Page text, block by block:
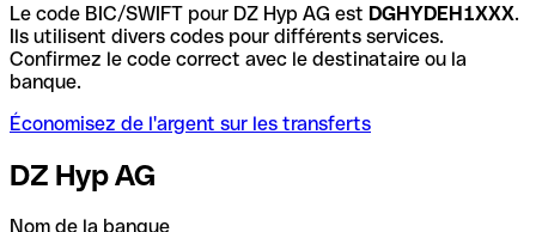
Le code BIC/SWIFT pour DZ Hyp AG est DGHYDEH1XXX.
Ils utilisent divers codes pour différents services.
Confirmez le code correct avec le destinataire ou la
banque.
Économisez de l'argent sur les transferts
DZ Hyp AG
Nom de la banque